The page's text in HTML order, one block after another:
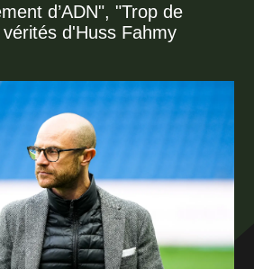
d’ADN", "Trop de
d'Huss Fahmy